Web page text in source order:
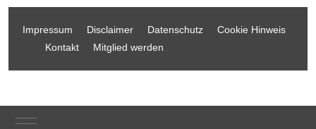
Impressum Disclaimer Datenschutz
Cookie Hinweis
Kontakt
Mitglied werden
Mobile Menu Toggle